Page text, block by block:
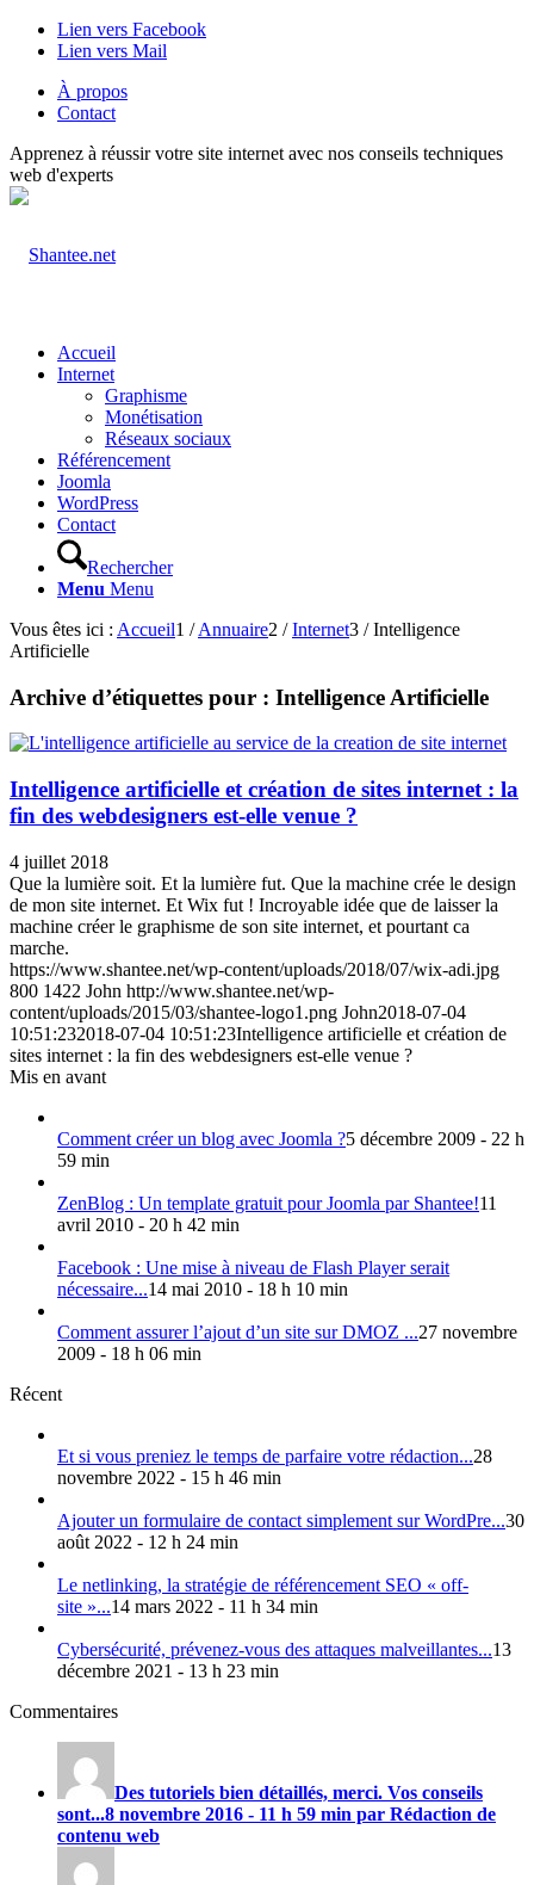
Lien vers Facebook
Lien vers Mail
À propos
Contact
Apprenez à réussir votre site internet avec nos conseils techniques
web d'experts
Accueil
Internet
Graphisme
Monétisation
Réseaux sociaux
Référencement
Joomla
WordPress
Contact
Rechercher
Menu Menu
Vous êtes ici : Accueil1 / Annuaire2 / Internet3 / Intelligence
Artificielle
Archive d’étiquettes pour : Intelligence Artificielle
Intelligence artificielle et création de sites internet : la
fin des webdesigners est-elle venue ?
4 juillet 2018
Que la lumière soit. Et la lumière fut. Que la machine crée le design
de mon site internet. Et Wix fut ! Incroyable idée que de laisser la
machine créer le graphisme de son site internet, et pourtant ca
marche.
https://www.shantee.net/wp-content/uploads/2018/07/wix-adi.jpg
800 1422 John http://www.shantee.net/wp-
content/uploads/2015/03/shantee-logo1.png John2018-07-04
10:51:232018-07-04 10:51:23Intelligence artificielle et création de
sites internet : la fin des webdesigners est-elle venue ?
Mis en avant
Comment créer un blog avec Joomla ?5 décembre 2009 - 22 h
59 min
ZenBlog : Un template gratuit pour Joomla par Shantee!11
avril 2010 - 20 h 42 min
Facebook : Une mise à niveau de Flash Player serait
nécessaire...14 mai 2010 - 18 h 10 min
Comment assurer l’ajout d’un site sur DMOZ ...27 novembre
2009 - 18 h 06 min
Récent
Et si vous preniez le temps de parfaire votre rédaction...28
novembre 2022 - 15 h 46 min
Ajouter un formulaire de contact simplement sur WordPre...30
août 2022 - 12 h 24 min
Le netlinking, la stratégie de référencement SEO « off-
site »...14 mars 2022 - 11 h 34 min
Cybersécurité, prévenez-vous des attaques malveillantes...13
décembre 2021 - 13 h 23 min
Commentaires
Des tutoriels bien détaillés, merci. Vos conseils
sont...8 novembre 2016 - 11 h 59 min par Rédaction de
contenu web